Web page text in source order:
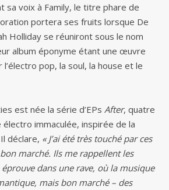
sa voix à Family, le titre phare de
portera ses fruits lorsque De
Holliday se réuniront sous le nom
album éponyme étant une œuvre
l’électro pop, la soul, la house et le
est née la série d’EPs After, quatre
immaculée, inspirée de la
déclare, « J’ai été très touché par ces
marché. Ils me rappellent les
dans une rave, où la musique
mais bon marché – des